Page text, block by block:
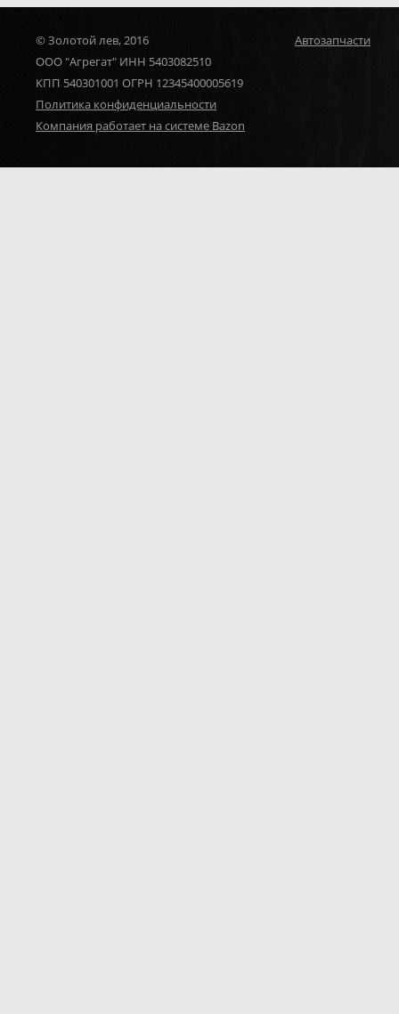
© Золотой лев, 2016
ООО "Агрегат" ИНН 5403082510
КПП 540301001 ОГРН 12345400005619
Политика конфиденциальности
Компания работает на системе Bazon
Автозапчасти